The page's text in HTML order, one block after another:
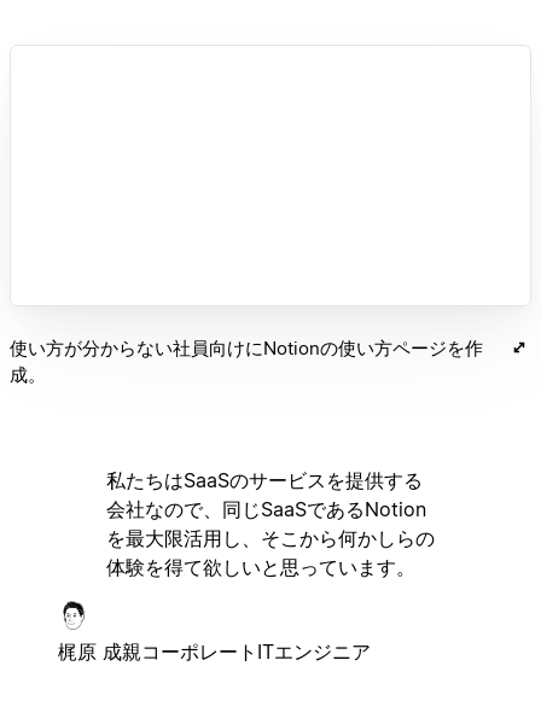
使い方が分からない社員向けにNotionの使い方ページを作
成。
私たちはSaaSのサービスを提供する
会社なので、同じSaaSであるNotion
を最大限活用し、そこから何かしらの
体験を得て欲しいと思っています。
梶原 成親コーポレートITエンジニア